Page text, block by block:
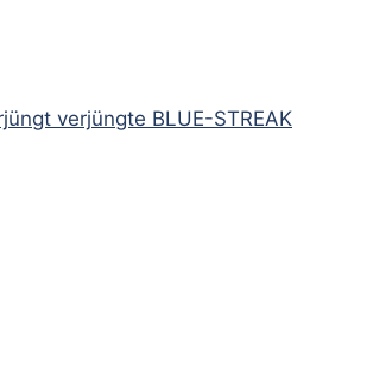
verjüngte BLUE-STREAK